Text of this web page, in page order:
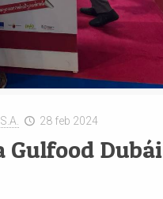
28 feb 2024
Gulfood Dubái